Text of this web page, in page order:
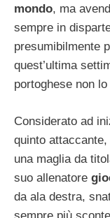
mondo, ma
sempre in
presumibilmente
quest’ultima
portoghese non
Considerato ad
quinto
una maglia da
suo allenatore
da ala destra,